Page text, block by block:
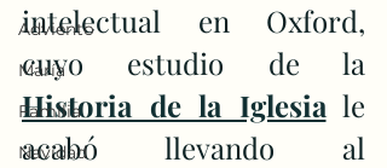
Adviento
María
Familia
Navidad
intelectual en Oxford,
Historia de la Iglesia le
acabó llevando al